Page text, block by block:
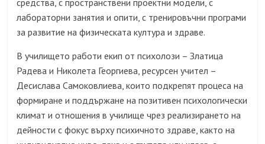
средства, с пространствени проектни модели, с
лабораторни занятия и опити, с тренировъчни програми
за развитие на физическата култура и здраве.
В училището работи екип от психолози – Златица
Радева и Николета Георгиева, ресурсен учител –
Десислава Самоковлиева, които подкрепят процеса на
формиране и поддържане на позитивен психологически
климат и отношения в училище чрез реализирането на
дейности с фокус върху психичното здраве, както на